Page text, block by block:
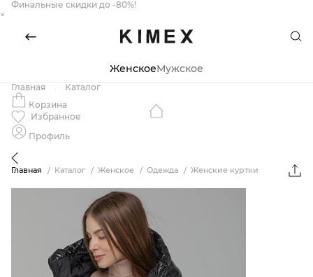
Финальные скидки до -80%!
×
ЖенскоеМужское
Главная
Каталог
Корзина
Избранное
Профиль
Главная Каталог Женское Одежда Женские куртки